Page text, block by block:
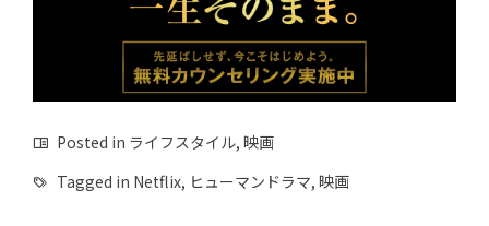
Posted in ライフスタイル, 映画
Tagged in Netflix, ヒューマンドラマ, 映画